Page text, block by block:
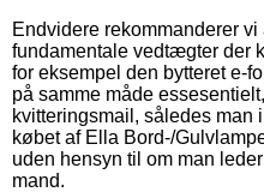
Endvidere rekommanderer
fundamentale vedtægter der
for eksempel den bytteret e-
på samme måde
kvitteringsmail, således man
købet af Ella Bord-/
uden hensyn til om man
mand.